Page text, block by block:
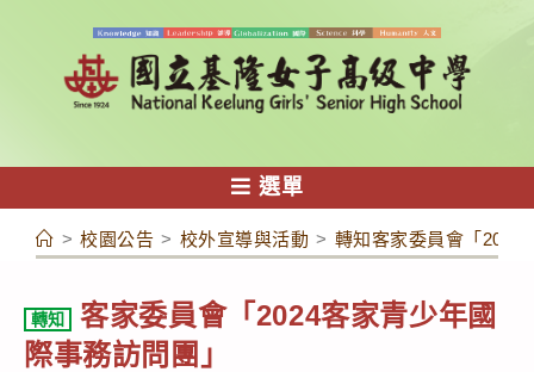
容
選單
> 校園公告 > 校外宣導與活動 > 轉知客家委員會「2024
轉知
客家委員會「2024客家青少年國
際事務訪問團」